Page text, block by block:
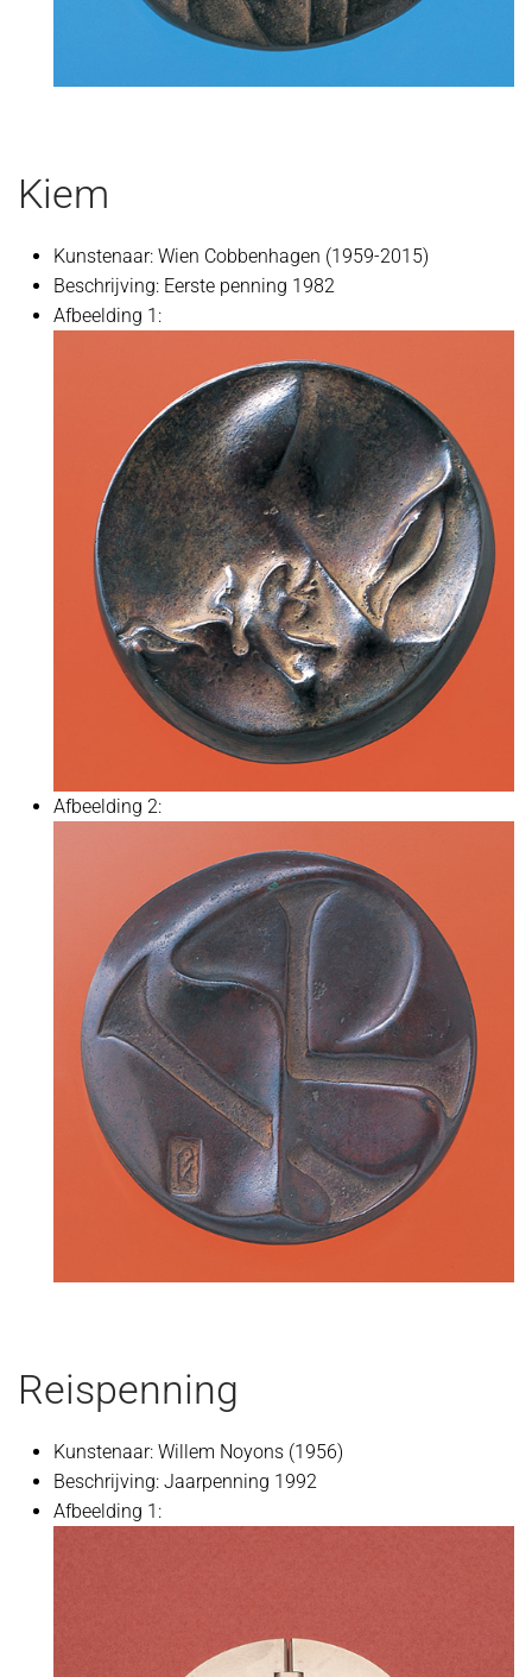
Kiem
Kunstenaar: Wien Cobbenhagen (1959-2015)
Beschrijving: Eerste penning 1982
Afbeelding 1:
Afbeelding 2:
Reispenning
Kunstenaar: Willem Noyons (1956)
Beschrijving: Jaarpenning 1992
Afbeelding 1: